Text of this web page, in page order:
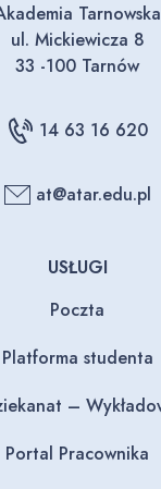
Tarnowska
ul. Mickiewicza 8
33 -100 Tarnów
14 63 16 620
at@atar.edu.pl
USŁUGI
Poczta
Platforma studenta
–
Portal Pracownika